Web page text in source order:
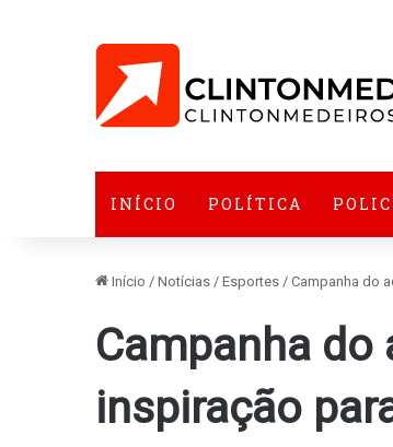
INÍCIO POLÍTICA
Início / Notícias / Esportes / Campanha do
Campanha
inspiração